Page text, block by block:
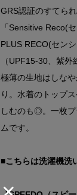
GRS認証のすてら
「Sensitive Reco(
PLUS RECO(セン
（UPF15-30、紫
極薄の生地はしな
り。水着のトップ
しむのも◎。一枚
ムです。
■こちらは洗濯機洗